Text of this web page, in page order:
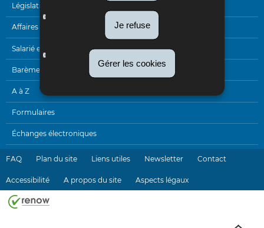
Je refuse
Gérer les cookies
MENU
DE
NAVIGATION
Législation
Affaires internationales
Salarié et pensionné
Barèmes
A à Z
Formulaires
Échanges électroniques
FAQ Plan du site Liens utiles Newsletter Contact
Accessibilité A propos du site Aspects légaux